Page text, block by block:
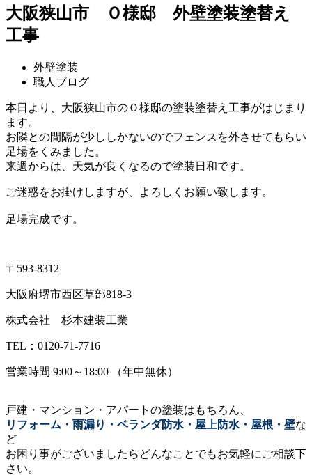
大阪狭山市 Ｏ様邸 外壁塗装塗替え
工事
外壁塗装
職人ブログ
本日より、大阪狭山市のＯ様邸の塗装塗替え工事がはじまり
ます。
お隣との間隔が少ししかないのでフェンスを外させてもらい
足場をくみました。
来週からは、天気が良くなるので塗装日和です。
ご迷惑をお掛けしますが、よろしくお願い致します。
足場完成です。
〒593-8312
大阪府堺市西区草部818-3
株式会社 杉本建装工業
TEL：0120-71-7716
営業時間 9:00～18:00 （年中無休）
戸建・マンション・アパートの塗装はもちろん、
リフォーム・雨漏り・ベランダ防水・屋上防水・屋根・壁な
ど
お困り事がございましたらどんなことでもお気軽にご相談下
さい。